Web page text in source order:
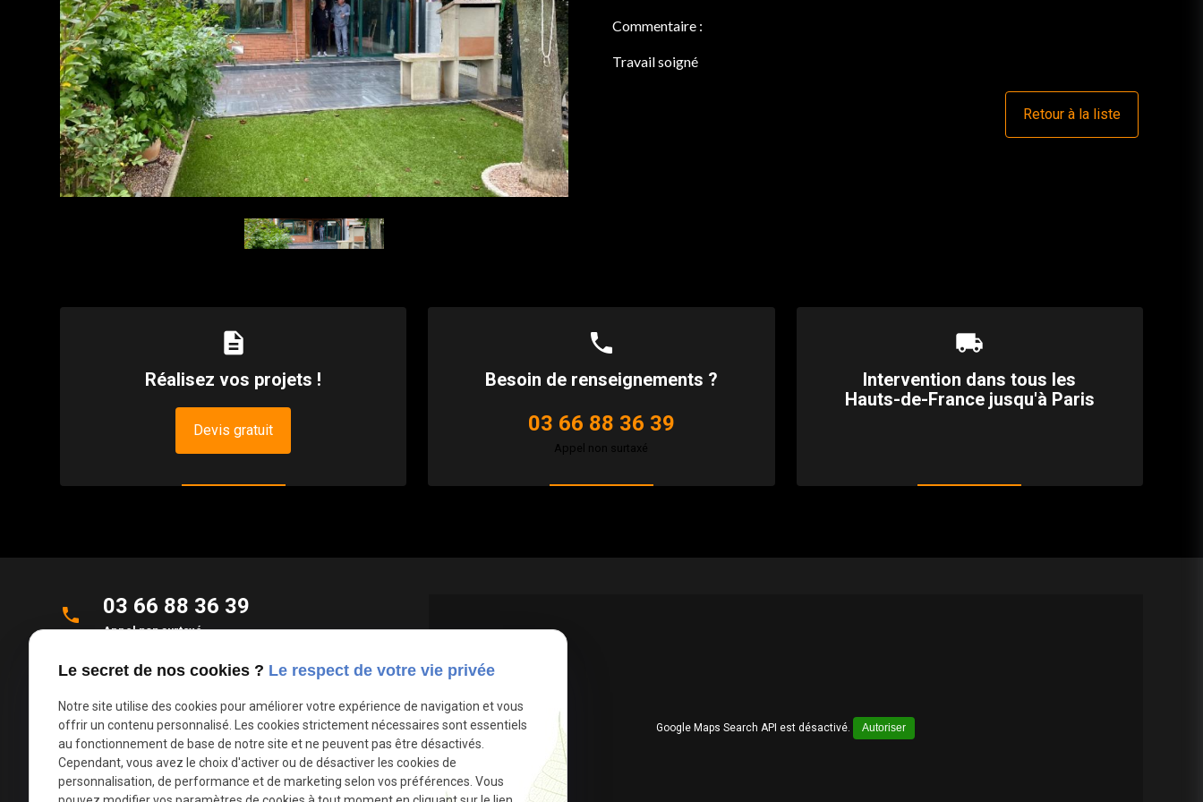
Commentaire :
Travail soigné
Retour à la liste
description
Réalisez vos projets !
Devis gratuit
phone
Besoin de renseignements ?
03 66 88 36 39
Appel non surtaxé
local_shipping
Intervention dans tous les
Hauts-de-France jusqu'à Paris
phone 03 66 88 36 39
Appel non surtaxé
place
Allée des Roseaux
59270 Bailleul
mail contact@deco-stores.com
Google Maps Search API est désactivé. Autoriser
Le secret de nos cookies ? Le respect de votre vie privée
Notre site utilise des cookies pour améliorer votre expérience de navigation et vous
offrir un contenu personnalisé. Les cookies strictement nécessaires sont essentiels
au fonctionnement de base de notre site et ne peuvent pas être désactivés.
Cependant, vous avez le choix d'activer ou de désactiver les cookies de
personnalisation, de performance et de marketing selon vos préférences. Vous